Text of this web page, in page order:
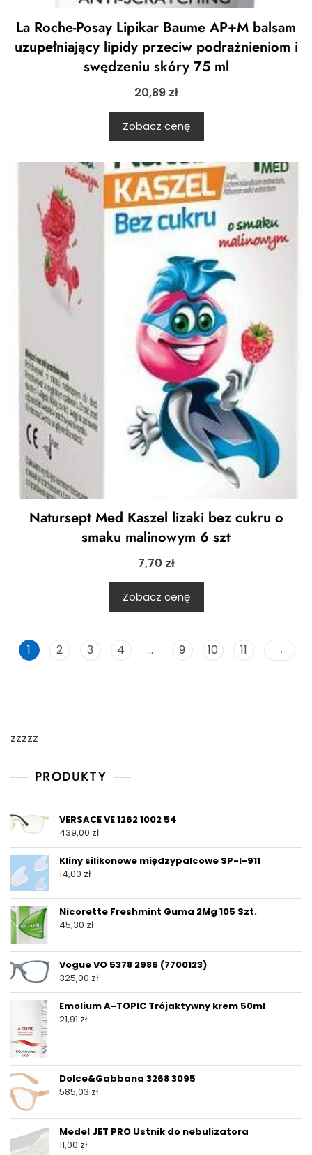
La Roche-Posay Lipikar Baume AP+M balsam
uzupełniający lipidy przeciw podrażnieniom i
swędzeniu skóry 75 ml
20,89 zł
Zobacz cenę
Natursept Med Kaszel lizaki bez cukru o
smaku malinowym 6 szt
7,70 zł
Zobacz cenę
1 2 3 4 … 9 10 11 →
zzzzz
PRODUKTY
VERSACE VE 1262 1002 54
439,00 zł
Kliny silikonowe międzypalcowe SP-I-911
14,00 zł
Nicorette Freshmint Guma 2Mg 105 Szt.
45,30 zł
Vogue VO 5378 2986 (7700123)
325,00 zł
Emolium A-TOPIC Trójaktywny krem 50ml
21,91 zł
Dolce&Gabbana 3268 3095
585,03 zł
Medel JET PRO Ustnik do nebulizatora
11,00 zł